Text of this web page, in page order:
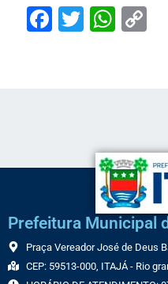
Facebook
Twitter
Prefeitura Municipal
Praça Vereador José de Deus
CEP: 59513-000, ITAJÁ - Rio